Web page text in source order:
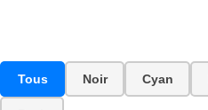
Tous Noir Cyan